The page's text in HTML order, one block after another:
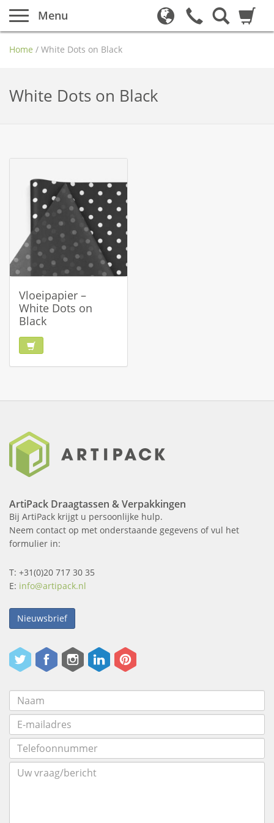
Menu
Home / White Dots on Black
White Dots on Black
Vloeipapier –
White Dots on
Black
ArtiPack Draagtassen & Verpakkingen
Bij ArtiPack krijgt u persoonlijke hulp.
Neem contact op met onderstaande gegevens of vul het
formulier in:
T: +31(0)20 717 30 35
E: info@artipack.nl
Nieuwsbrief